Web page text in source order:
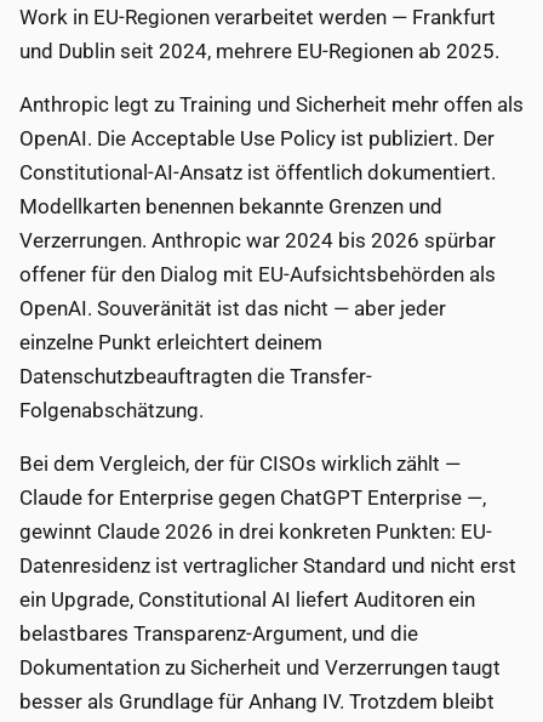
Work in EU-Regionen verarbeitet werden — Frankfurt
und Dublin seit 2024, mehrere EU-Regionen ab 2025.
Anthropic legt zu Training und Sicherheit mehr offen als
OpenAI. Die Acceptable Use Policy ist publiziert. Der
Constitutional-AI-Ansatz ist öffentlich dokumentiert.
Modellkarten benennen bekannte Grenzen und
Verzerrungen. Anthropic war 2024 bis 2026 spürbar
offener für den Dialog mit EU-Aufsichtsbehörden als
OpenAI. Souveränität ist das nicht — aber jeder
einzelne Punkt erleichtert deinem
Datenschutzbeauftragten die Transfer-
Folgenabschätzung.
Bei dem Vergleich, der für CISOs wirklich zählt —
Claude for Enterprise gegen ChatGPT Enterprise —,
gewinnt Claude 2026 in drei konkreten Punkten: EU-
Datenresidenz ist vertraglicher Standard und nicht erst
ein Upgrade, Constitutional AI liefert Auditoren ein
belastbares Transparenz-Argument, und die
Dokumentation zu Sicherheit und Verzerrungen taugt
besser als Grundlage für Anhang IV. Trotzdem bleibt